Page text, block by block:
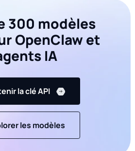
300 modèles
OpenClaw et
IA
la clé API
les modèles